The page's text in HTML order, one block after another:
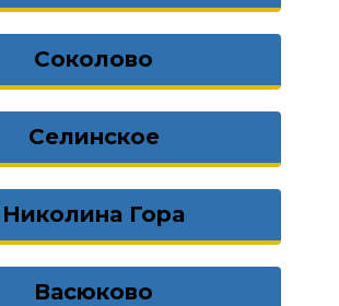
Соколово
Селинское
Николина Гора
Васюково